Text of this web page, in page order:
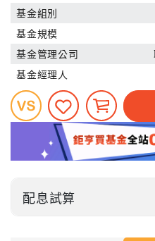
基金組別
基金規模
基金管理公司
基金經理人
配息試算